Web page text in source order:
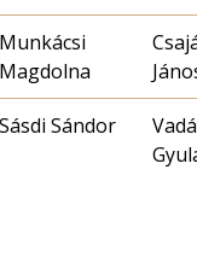
Munkácsi
Magdolna
Sásdi Sándor